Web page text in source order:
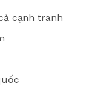
cạnh tranh